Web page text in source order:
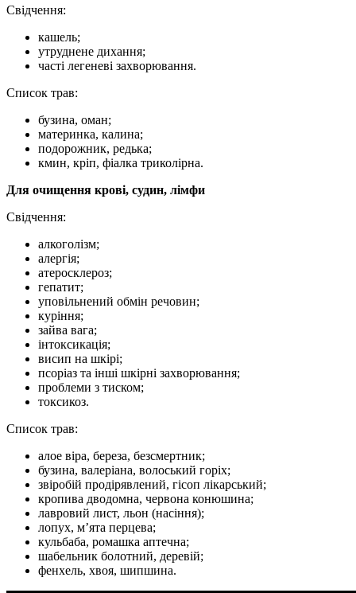
Свідчення:
кашель;
утруднене дихання;
часті легеневі захворювання.
Список трав:
бузина, оман;
материнка, калина;
подорожник, редька;
кмин, кріп, фіалка триколірна.
Для очищення крові, судин, лімфи
Свідчення:
алкоголізм;
алергія;
атеросклероз;
гепатит;
уповільнений обмін речовин;
куріння;
зайва вага;
інтоксикація;
висип на шкірі;
псоріаз та інші шкірні захворювання;
проблеми з тиском;
токсикоз.
Список трав:
алое віра, береза, безсмертник;
бузина, валеріана, волоський горіх;
звіробій продірявлений, гісоп лікарський;
кропива дводомна, червона конюшина;
лавровий лист, льон (насіння);
лопух, м’ята перцева;
кульбаба, ромашка аптечна;
шабельник болотний, деревій;
фенхель, хвоя, шипшина.